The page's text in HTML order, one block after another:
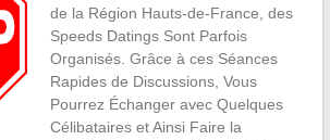
de la Région Hauts-de-France, des
Speeds Datings Sont Parfois
Organisés. Grâce à ces Séances
Rapides de Discussions, Vous
Pourrez Échanger avec Quelques
Célibataires et Ainsi Faire la